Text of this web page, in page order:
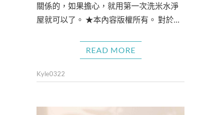
關係的，如果擔心，就用第一次洗米水淨
屋就可以了。 ★本內容版權所有。 對於…
READ MORE
Kyle0322